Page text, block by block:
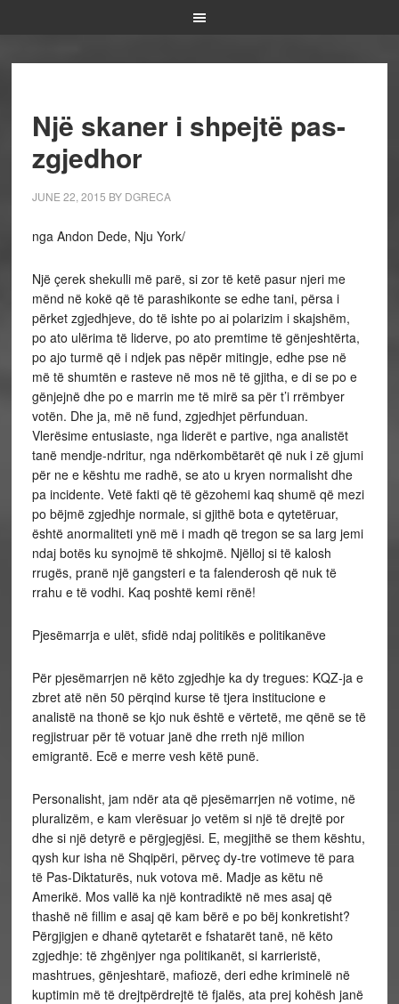
Një skaner i shpejtë pas-
zgjedhor
JUNE 22, 2015 BY DGRECA
nga Andon Dede, Nju York/
Një çerek shekulli më parë, si zor të ketë pasur njeri me
mënd në kokë që të parashikonte se edhe tani, përsa i
përket zgjedhjeve, do të ishte po ai polarizim i skajshëm,
po ato ulërima të liderve, po ato premtime të gënjeshtërta,
po ajo turmë që i ndjek pas nëpër mitingje, edhe pse në
më të shumtën e rasteve në mos në të gjitha, e di se po e
gënjejnë dhe po e marrin me të mirë sa për t’i rrëmbyer
votën. Dhe ja, më në fund, zgjedhjet përfunduan.
Vlerësime entusiaste, nga liderët e partive, nga analistët
tanë mendje-ndritur, nga ndërkombëtarët që nuk i zë gjumi
për ne e kështu me radhë, se ato u kryen normalisht dhe
pa incidente. Vetë fakti që të gëzohemi kaq shumë që mezi
po bëjmë zgjedhje normale, si gjithë bota e qytetëruar,
është anormaliteti ynë më i madh që tregon se sa larg jemi
ndaj botës ku synojmë të shkojmë. Njëlloj si të kalosh
rrugës, pranë një gangsteri e ta falenderosh që nuk të
rrahu e të vodhi. Kaq poshtë kemi rënë!
Pjesëmarrja e ulët, sfidë ndaj politikës e politikanëve
Për pjesëmarrjen në këto zgjedhje ka dy tregues: KQZ-ja e
zbret atë nën 50 përqind kurse të tjera institucione e
analistë na thonë se kjo nuk është e vërtetë, me qënë se të
regjistruar për të votuar janë dhe rreth një milion
emigrantë. Ecë e merre vesh këtë punë.
Personalisht, jam ndër ata që pjesëmarrjen në votime, në
pluralizëm, e kam vlerësuar jo vetëm si një të drejtë por
dhe si një detyrë e përgjegjësi. E, megjithë se them kështu,
qysh kur isha në Shqipëri, përveç dy-tre votimeve të para
të Pas-Diktaturës, nuk votova më. Madje as këtu në
Amerikë. Mos vallë ka një kontradiktë në mes asaj që
thashë në fillim e asaj që kam bërë e po bëj konkretisht?
Përgjigjen e dhanë qytetarët e fshatarët tanë, në këto
zgjedhje: të zhgënjyer nga politikanët, si karrieristë,
mashtrues, gënjeshtarë, mafiozë, deri edhe kriminelë në
kuptimin më të drejtpërdrejtë të fjalës, ata prej kohësh janë